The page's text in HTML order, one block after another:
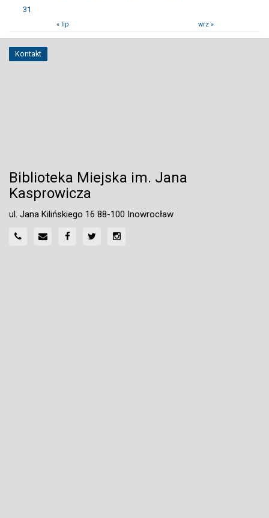
31
« lip wrz »
Kontakt
Biblioteka Miejska im. Jana
Kasprowicza
ul. Jana Kilińskiego 16 88-100 Inowrocław